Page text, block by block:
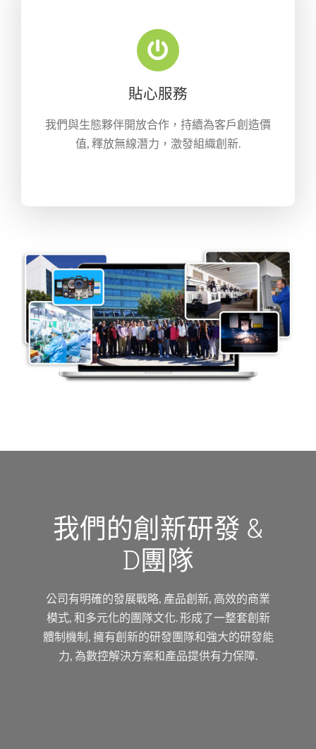
貼心服務
我們與生態夥伴開放合作，持續為客戶創造價
值, 釋放無線潛力，激發組織創新.
我們的創新研發 &
D團隊
公司有明確的發展戰略, 產品創新, 高效的商業
模式, 和多元化的團隊文化. 形成了一整套創新
體制機制, 擁有創新的研發團隊和強大的研發能
力, 為數控解決方案和產品提供有力保障.